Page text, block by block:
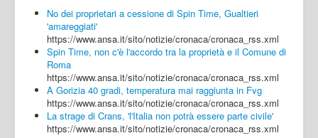
Napoli
Salerno
Login
No dei proprietari a cessione di Spin Time, Gualtieri
'amareggiati'
https://www.ansa.it/sito/notizie/cronaca/cronaca_rss.xml
Spin Time, non c'è l'accordo tra la proprietà e il Comune di
Roma
https://www.ansa.it/sito/notizie/cronaca/cronaca_rss.xml
A Gorizia 40 gradi, temperatura mai raggiunta in Fvg
https://www.ansa.it/sito/notizie/cronaca/cronaca_rss.xml
La strage di Crans, 'l'Italia non potrà essere parte civile'
https://www.ansa.it/sito/notizie/cronaca/cronaca_rss.xml